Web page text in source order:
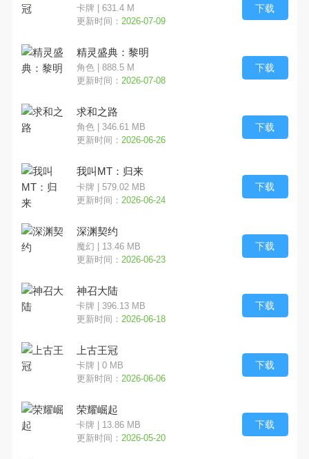
卡牌 | 631.4 M
更新时间： 2026-07-09
下载
精灵盛典：黎明
角色 | 888.5 M
更新时间： 2026-07-08
下载
求和之路
角色 | 346.61 MB
更新时间： 2026-06-26
下载
我叫MT：归来
卡牌 | 579.02 MB
更新时间： 2026-06-24
下载
深渊契约
魔幻 | 13.46 MB
更新时间： 2026-06-23
下载
神召大陆
卡牌 | 396.13 MB
更新时间： 2026-06-18
下载
上古王冠
卡牌 | 0 MB
更新时间： 2026-06-06
下载
荣耀崛起
卡牌 | 13.86 MB
更新时间： 2026-05-20
下载